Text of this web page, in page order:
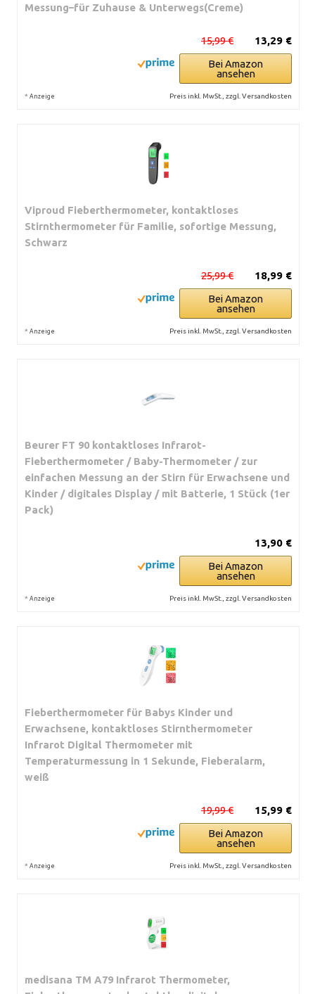
Messung–für Zuhause & Unterwegs(Creme)
13,29 €
15,99 €
Bei Amazon
ansehen
* Anzeige Preis inkl. MwSt., zzgl. Versandkosten
Viproud Fieberthermometer, kontaktloses
Stirnthermometer für Familie, sofortige Messung,
Schwarz
18,99 €
25,99 €
Bei Amazon
ansehen
* Anzeige Preis inkl. MwSt., zzgl. Versandkosten
Beurer FT 90 kontaktloses Infrarot-
Fieberthermometer / Baby-Thermometer / zur
einfachen Messung an der Stirn für Erwachsene und
Kinder / digitales Display / mit Batterie, 1 Stück (1er
Pack)
13,90 €
Bei Amazon
ansehen
* Anzeige Preis inkl. MwSt., zzgl. Versandkosten
Fieberthermometer für Babys Kinder und
Erwachsene, kontaktloses Stirnthermometer
Infrarot Digital Thermometer mit
Temperaturmessung in 1 Sekunde, Fieberalarm,
weiß
15,99 €
19,99 €
Bei Amazon
ansehen
* Anzeige Preis inkl. MwSt., zzgl. Versandkosten
medisana TM A79 Infrarot Thermometer,